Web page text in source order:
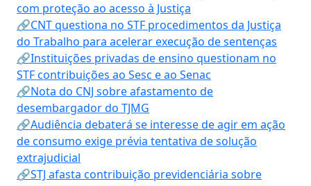
com proteção ao acesso à Justiça
🔗CNT questiona no STF procedimentos da Justiça
do Trabalho para acelerar execução de sentenças
🔗Instituições privadas de ensino questionam no
STF contribuições ao Sesc e ao Senac
🔗Nota do CNJ sobre afastamento de
desembargador do TJMG
🔗Audiência debaterá se interesse de agir em ação
de consumo exige prévia tentativa de solução
extrajudicial
🔗STJ afasta contribuição previdenciária sobre